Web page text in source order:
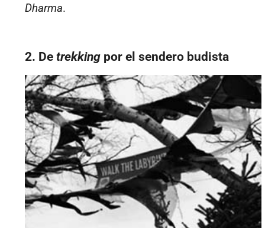
Dharma.
2. De trekking por el sendero budista